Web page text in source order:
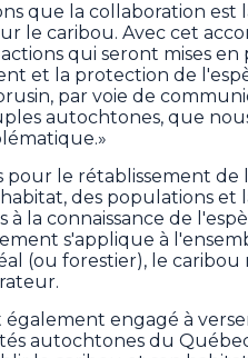
que la collaboration
le caribou. Avec cet
qui seront mises
et la protection de
par voie de
autochtones, que
pour le rétablissement
des populations
à la connaissance de
s'applique à
(ou forestier), le caribou
engagé à
autochtones du